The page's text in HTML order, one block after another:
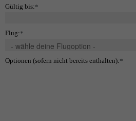
Gültig bis:*
Flug:*
Optionen (sofern nicht bereits enthalten):*